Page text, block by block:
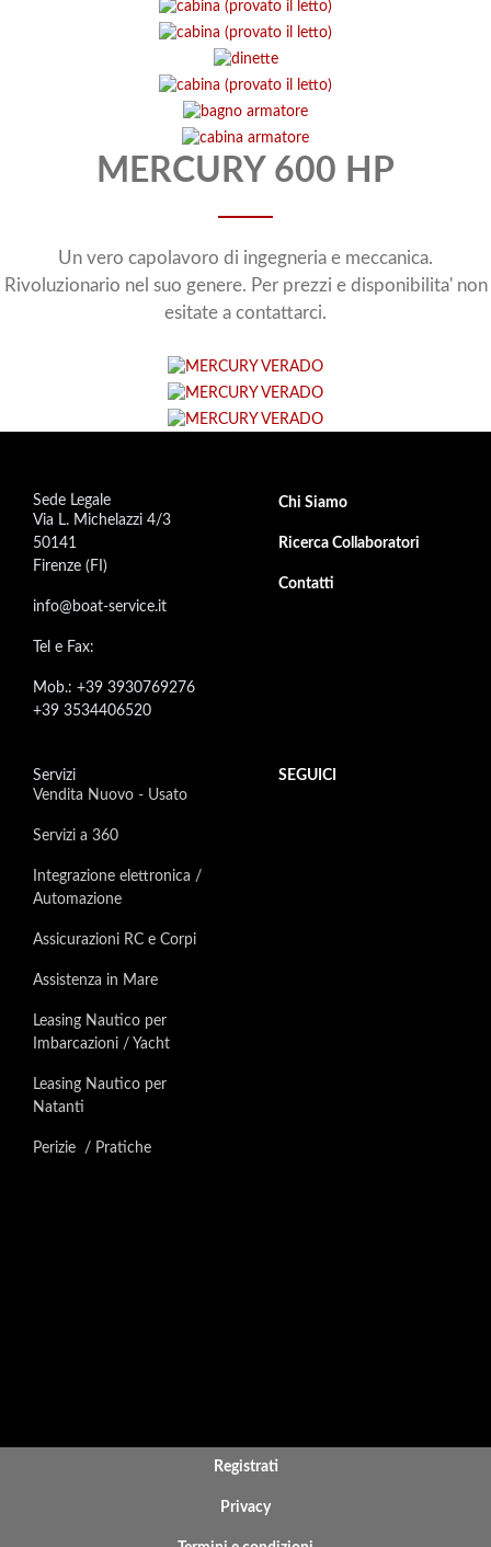
MERCURY 600 HP
Un vero capolavoro di ingegneria e meccanica.
Rivoluzionario nel suo genere. Per prezzi e disponibilita' non
esitate a contattarci.
Sede Legale
Via L. Michelazzi 4/3
50141
Firenze (FI)
info@boat-service.it
Tel e Fax:
Mob.: +39 3930769276
+39 3534406520
Footer secondary menu
Chi Siamo
Ricerca Collaboratori
Contatti
Servizi
Vendita Nuovo - Usato
Servizi a 360
Integrazione elettronica /
Automazione
Assicurazioni RC e Corpi
Assistenza in Mare
Leasing Nautico per
Imbarcazioni / Yacht
Leasing Nautico per
Natanti
Perizie / Pratiche
SEGUICI
BOTTOM FOOTER MENU
Registrati
Privacy